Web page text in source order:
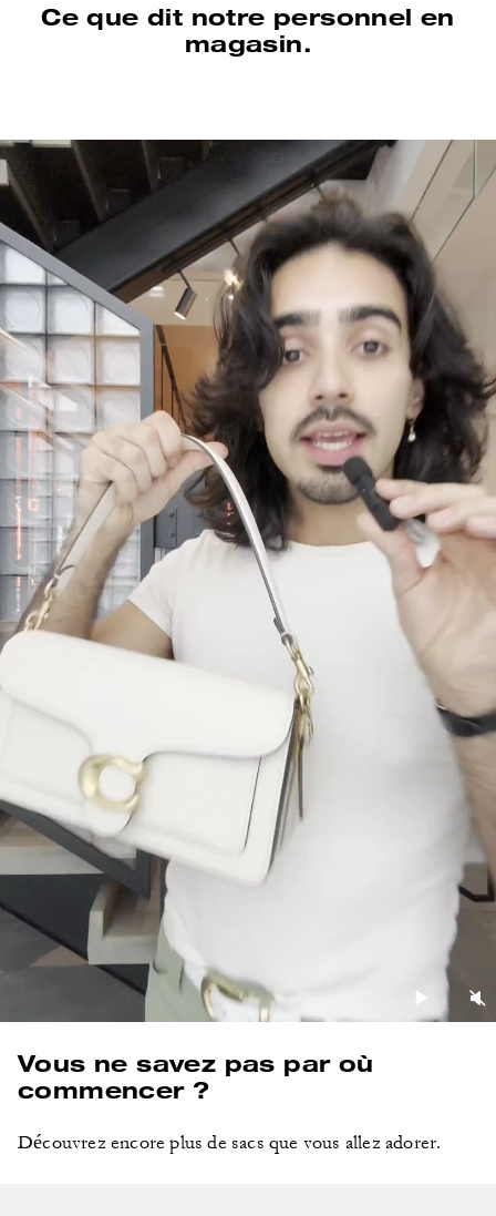
Ce que dit notre personnel en
magasin.
Vous ne savez pas par où
commencer ?
Découvrez encore plus de sacs que vous allez adorer.